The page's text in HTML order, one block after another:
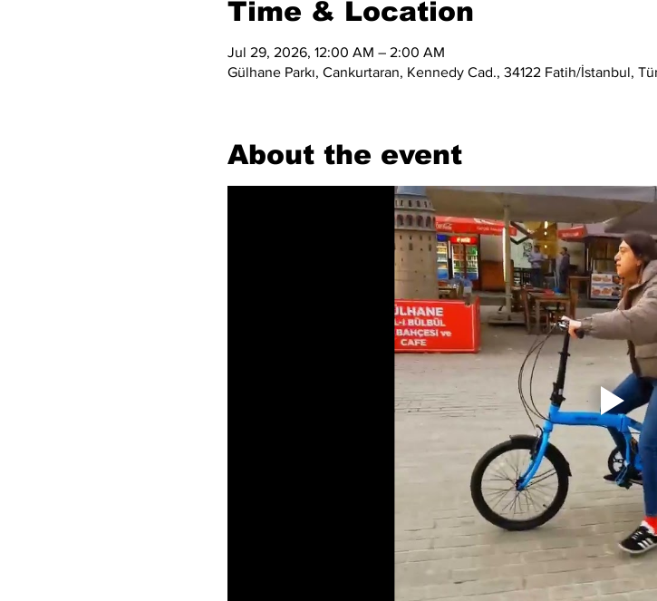
Time & Location
Jul 29, 2026, 12:00 AM – 2:00 AM
Gülhane Parkı, Cankurtaran, Kennedy Cad., 34122 Fatih/İstanbul,
About the event